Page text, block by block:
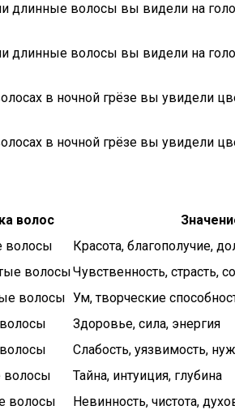
длинные волосы вы видели на
длинные волосы вы видели на
в ночной грёзе вы увидели
в ночной грёзе вы увидели
волос
волосы
Красота, благополучие,
волосыЧувственность, страсть,
волосы Ум, творческие
Здоровье, сила, энергия
Слабость, уязвимость,
Тайна, интуиция, глубина
волосы
Невинность, чистота,